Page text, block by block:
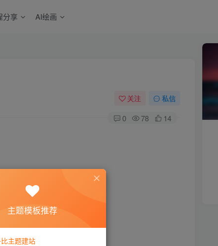
分享 AI绘画
关注 私信
0 78 14
主题模板推荐
主题建站